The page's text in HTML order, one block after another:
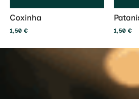
Coxinha
1,50 € 1,50 €